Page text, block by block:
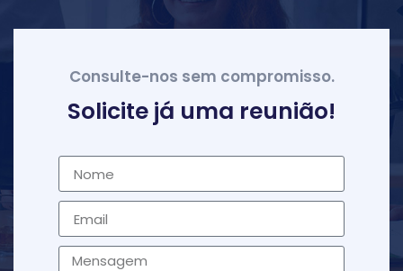
Consulte-nos sem compromisso.
Solicite já uma reunião!